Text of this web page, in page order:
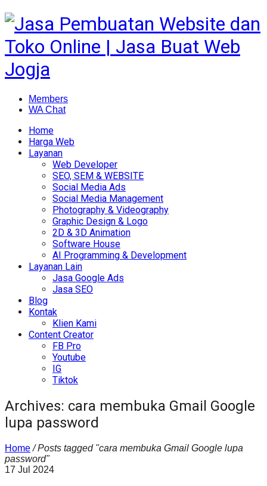
Members
WA Chat
Home
Harga Web
Layanan
Web Developer
SEO, SEM & WEBSITE
Social Media Ads
Social Media Management
Photography & Videography
Graphic Design & Logo
2D & 3D Animation
Software House
AI Programming & Development
Layanan Lain
Jasa Google Ads
Jasa SEO
Blog
Kontak
Klien Kami
Content Creator
FB Pro
Youtube
IG
Tiktok
Archives: cara membuka Gmail Google
lupa password
Home / Posts tagged "cara membuka Gmail Google lupa
password"
17 Jul 2024